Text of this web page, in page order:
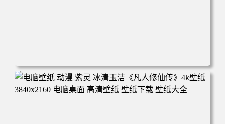
电脑壁纸 动漫 凡人修仙传 韩立 结婴 4k壁纸 3840x2160 电
脑桌面 高清壁纸 壁纸下载 壁纸大全